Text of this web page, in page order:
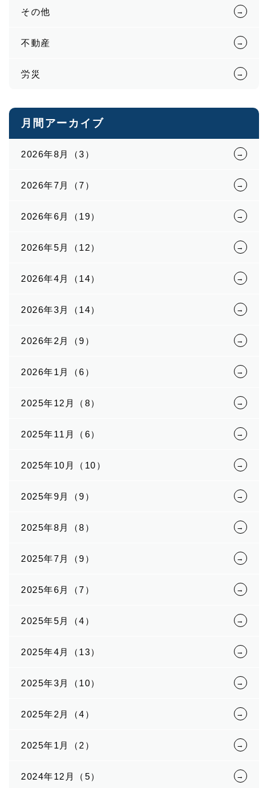
その他
不動産
労災
月間アーカイブ
2026年8月（3）
2026年7月（7）
2026年6月（19）
2026年5月（12）
2026年4月（14）
2026年3月（14）
2026年2月（9）
2026年1月（6）
2025年12月（8）
2025年11月（6）
2025年10月（10）
2025年9月（9）
2025年8月（8）
2025年7月（9）
2025年6月（7）
2025年5月（4）
2025年4月（13）
2025年3月（10）
2025年2月（4）
2025年1月（2）
2024年12月（5）